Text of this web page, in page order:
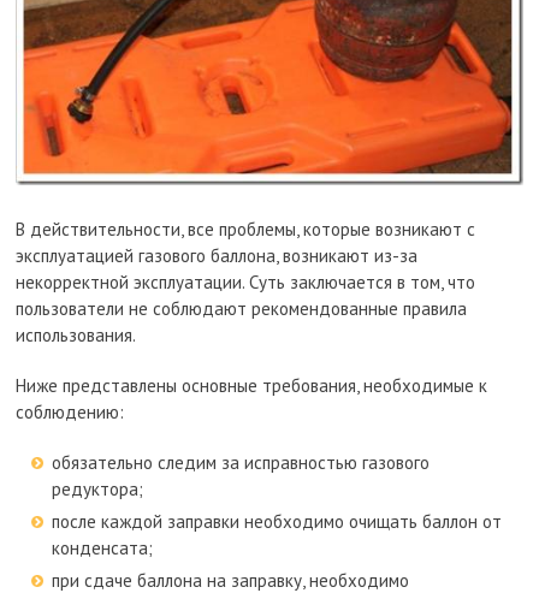
В действительности, все проблемы, которые возникают с
эксплуатацией газового баллона, возникают из-за
некорректной эксплуатации. Суть заключается в том, что
пользователи не соблюдают рекомендованные правила
использования.
Ниже представлены основные требования, необходимые к
соблюдению:
обязательно следим за исправностью газового
редуктора;
после каждой заправки необходимо очищать баллон от
конденсата;
при сдаче баллона на заправку, необходимо